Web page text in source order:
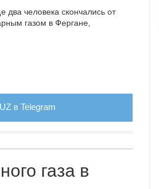
два человека скончались от
газом в Фергане,
в Telegram
газа в